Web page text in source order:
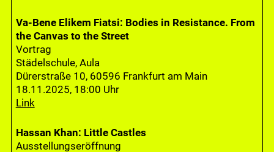
Va-Bene Elikem Fiatsi: Bodies in Resistance. From
the Canvas to the Street
Vortrag
Städelschule, Aula
Dürerstraße 10, 60596 Frankfurt am Main
18.11.2025, 18:00 Uhr
Link
Hassan Khan: Little Castles
Ausstellungseröffnung